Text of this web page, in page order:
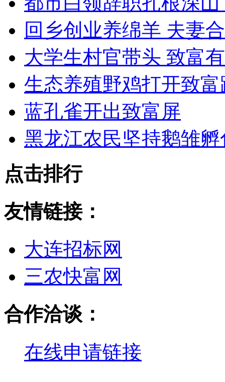
回乡创业养绵羊 夫妻
大学生村官带头 致富
生态养殖野鸡打开致富
蓝孔雀开出致富屏
黑龙江农民坚持鹅雏
点击排行
友情链接：
大连招标网
三农快富网
合作洽谈：
在线申请链接